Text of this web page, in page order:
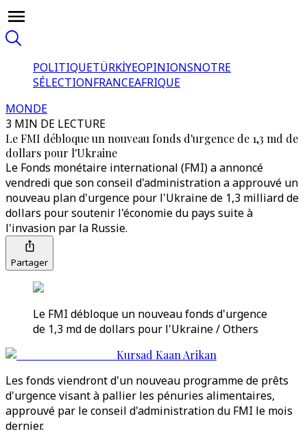
POLITIQUETÜRKİYEOPINIONSNOTRE
SÉLECTIONFRANCEAFRIQUE
MONDE
3 MIN DE LECTURE
Le FMI débloque un nouveau fonds d'urgence de 1,3 md de
dollars pour l'Ukraine
Le Fonds monétaire international (FMI) a annoncé
vendredi que son conseil d'administration a approuvé un
nouveau plan d'urgence pour l'Ukraine de 1,3 milliard de
dollars pour soutenir l'économie du pays suite à
l'invasion par la Russie.
Partager
Le FMI débloque un nouveau fonds d'urgence
de 1,3 md de dollars pour l'Ukraine / Others
Kursad Kaan Arikan
Les fonds viendront d'un nouveau programme de prêts
d'urgence visant à pallier les pénuries alimentaires,
approuvé par le conseil d'administration du FMI le mois
dernier.